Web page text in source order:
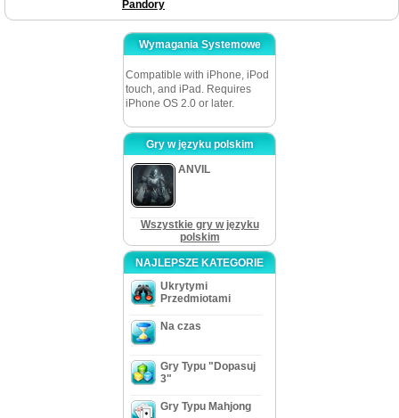
Pandory
Wymagania Systemowe
Compatible with iPhone, iPod
touch, and iPad. Requires
iPhone OS 2.0 or later.
Gry w języku polskim
ANVIL
Wszystkie gry w języku
polskim
NAJLEPSZE KATEGORIE
Ukrytymi
Przedmiotami
Na czas
Gry Typu "Dopasuj
3"
Gry Typu Mahjong